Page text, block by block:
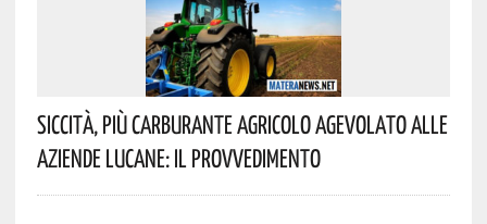
Siccità, Più Carburante Agricolo Agevolato Alle
Aziende Lucane: Il Provvedimento